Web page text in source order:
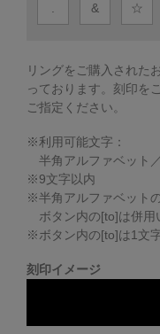
. & ☆
リングをご購入された
っております。 刻印を
ご指定ください。
※利用可能文字：
半角アルファベット
※9文字以内
※半角アルファベット
ボタン内の[to]は併用
※ボタン内の[to]は1文字
刻印イメージ